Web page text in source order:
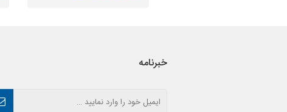
خبرنامه